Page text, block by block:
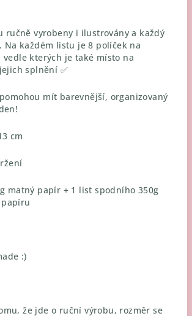
ručně vyrobeny i ilustrovány a každý
Na každém listu je 8 políček na
vedle kterých je také místo na
splnění ✅
mít barevnější, organizovaný
cm
matný papír + 1 list spodního 350g
:)
že jde o ruční výrobu, rozměr se